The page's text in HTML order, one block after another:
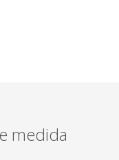
medida